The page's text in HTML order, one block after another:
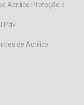
Acrilico Proteção e
Pdv
de Acrílico